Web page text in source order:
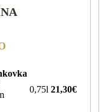
0,75l 21,30€